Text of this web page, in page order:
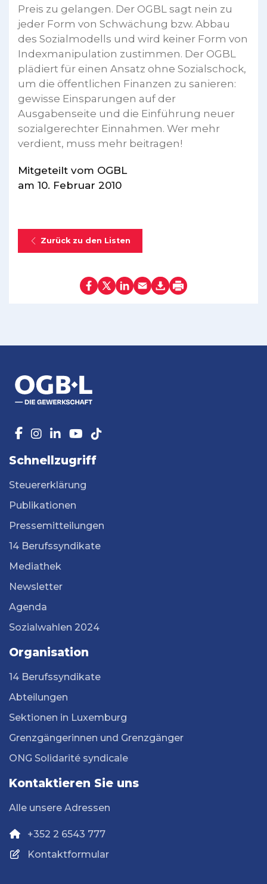
Preis zu gelangen. Der OGBL sagt nein zu
jeder Form von Schwächung bzw. Abbau
des Sozialmodells und wird keiner Form von
Indexmanipulation zustimmen. Der OGBL
plädiert für einen Ansatz ohne Sozialschock,
um die öffentlichen Finanzen zu sanieren:
gewisse Einsparungen auf der
Ausgabenseite und die Einführung neuer
sozialgerechter Einnahmen. Wer mehr
verdient, muss mehr beitragen!
Mitgeteilt vom OGBL
am 10. Februar 2010
Zurück zu den Listen
Schnellzugriff
Steuererklärung
Publikationen
Pressemitteilungen
14 Berufssyndikate
Mediathek
Newsletter
Agenda
Sozialwahlen 2024
Organisation
14 Berufssyndikate
Abteilungen
Sektionen in Luxemburg
Grenzgängerinnen und Grenzgänger
ONG Solidarité syndicale
Kontaktieren Sie uns
Alle unsere Adressen
+352 2 6543 777
Kontaktformular